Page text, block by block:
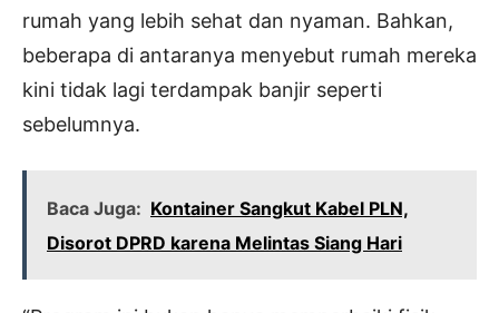
rumah yang lebih sehat dan nyaman. Bahkan,
beberapa di antaranya menyebut rumah mereka
kini tidak lagi terdampak banjir seperti
sebelumnya.
Baca Juga: Kontainer Sangkut Kabel PLN,
Disorot DPRD karena Melintas Siang Hari